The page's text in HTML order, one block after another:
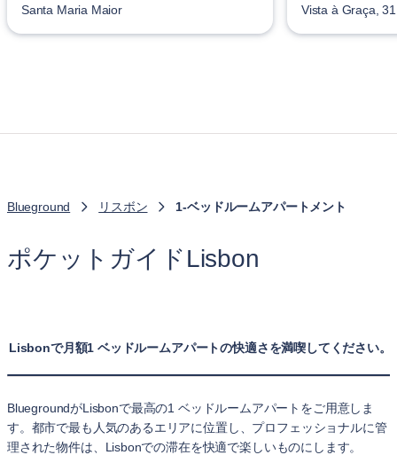
Santa Maria Maior
Vista à Graça,
Blueground リスボン 1-ベッドルームアパートメント
ポケットガイドLisbon
Lisbonで月額1 ベッドルームアパートの快適さを満喫してください。
BluegroundがLisbonで最高の1 ベッドルームアパートをご用意しま
す。都市で最も人気のあるエリアに位置し、プロフェッショナルに管
理された物件は、Lisbonでの滞在を快適で楽しいものにします。